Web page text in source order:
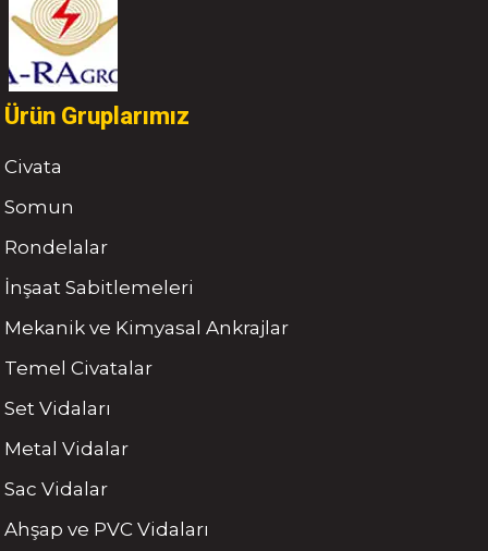
Ürün Gruplarımız
Civata
Somun
Rondelalar
İnşaat Sabitlemeleri
Mekanik ve Kimyasal Ankrajlar
Temel Civatalar
Set Vidaları
Metal Vidalar
Sac Vidalar
Ahşap ve PVC Vidaları